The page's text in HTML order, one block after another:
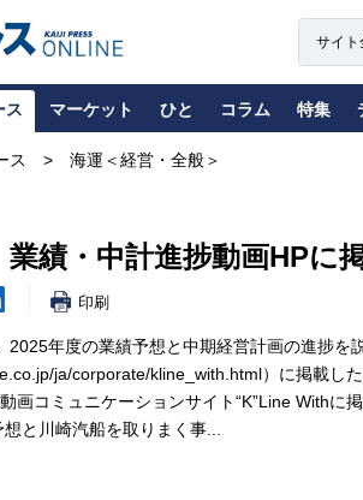
ス マーケット ひと コラム 特集
ス 海運＜経営・全般＞
業績・中計進捗動画HPに
印刷
年度の業績予想と中期経営計画の進捗を
ja/corporate/kline_with.html）に掲載
画コミュニケーションサイト“K”Line Withに
と川崎汽船を取りまく事...